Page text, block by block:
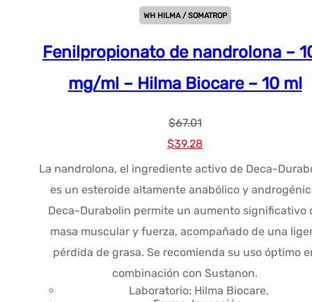
WH HILMA / SOMATROP
Fenilpropionato de nandrolona –
mg/ml – Hilma Biocare – 10 ml
$67.01
El
precio
original
era:
$67.01.
$39.28El
precio
actual
es:
$39.28.
La nandrolona, el ingrediente activo de Deca-
es un esteroide altamente anabólico y
Deca-Durabolin permite un aumento significativo
masa muscular y fuerza, acompañado de una
pérdida de grasa. Se recomienda su uso óptimo
combinación con Sustanon.
Laboratorio: Hilma Biocare,